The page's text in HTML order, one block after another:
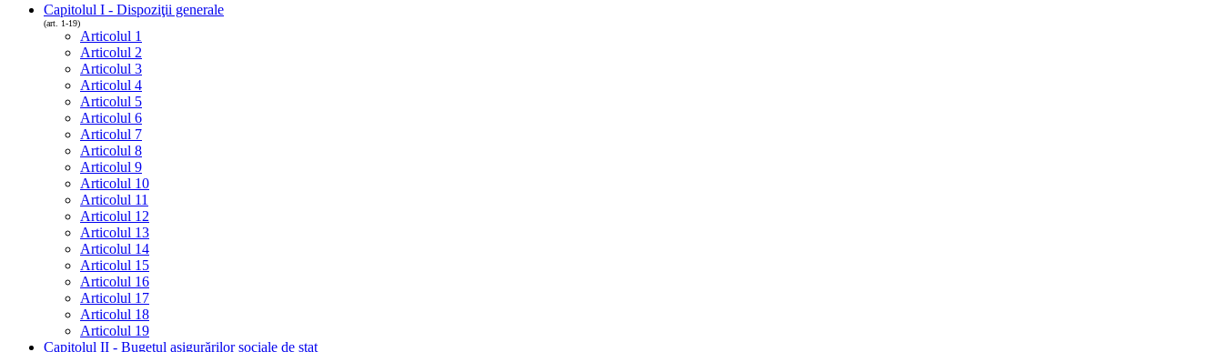
Capitolul I - Dispoziţii generale
(art. 1-19)
Articolul 1
Articolul 2
Articolul 3
Articolul 4
Articolul 5
Articolul 6
Articolul 7
Articolul 8
Articolul 9
Articolul 10
Articolul 11
Articolul 12
Articolul 13
Articolul 14
Articolul 15
Articolul 16
Articolul 17
Articolul 18
Articolul 19
Capitolul II - Bugetul asigurărilor sociale de stat